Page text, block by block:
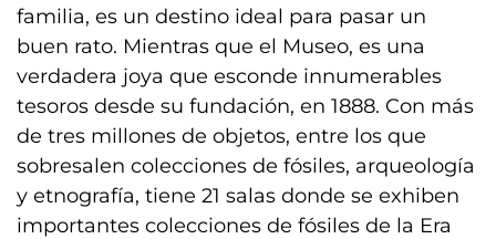
familia, es un destino ideal para pasar un
buen rato. Mientras que el Museo, es una
verdadera joya que esconde innumerables
tesoros desde su fundación, en 1888. Con más
de tres millones de objetos, entre los que
sobresalen colecciones de fósiles, arqueología
y etnografía, tiene 21 salas donde se exhiben
importantes colecciones de fósiles de la Era